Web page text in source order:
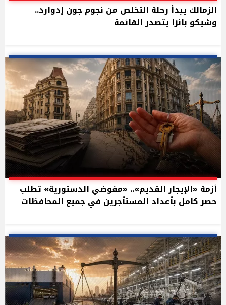
الزمالك يبدأ رحلة التخلص من نجوم جون إدوارد..
وشيكو بانزا يتصدر القائمة
أزمة «الإيجار القديم».. «مفوضي الدستورية» تطلب
حصر كامل بأعداد المستأجرين في جميع المحافظات